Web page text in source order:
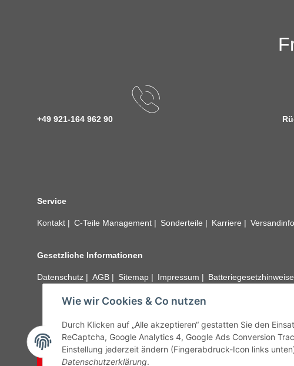
Wie wir Cookies & Co nutzen
Durch Klicken auf „Alle akzeptieren“ gestatten Sie den
ReCaptcha, Google Analytics 4, Google Ads Conversion
Einstellung jederzeit ändern (Fingerabdruck-Icon links
Datenschutzerklärung.
+49 921-164 962 90
Service
Kontakt C-Teile Management Sonderteile Karriere
Gesetzliche Informationen
Datenschutz AGB Sitemap Impressum Batteriegesetzhinweise
unseren
Vertrag widerrufen